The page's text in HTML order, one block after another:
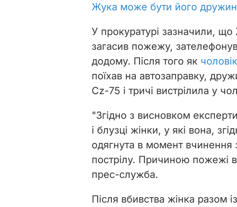
Жука може бути його
У прокуратурі зазначили,
загасив пожежу,
додому. Після того як
поїхав на автозаправку,
Сz-75 і тричі вистрілила у
"Згідно з висновком
і блузці жінки, у які вона,
одягнута в момент вчинення
пострілу. Причиною пожежі в
прес-служба.
Після вбивства жінка разом